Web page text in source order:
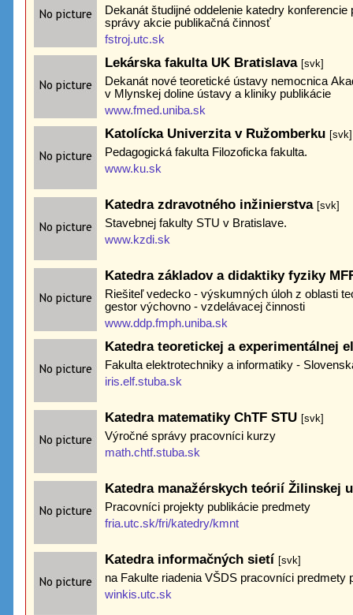
Dekanát študijné oddelenie katedry
správy akcie publikačná činnosť
fstroj.utc.sk
Lekárska fakulta UK Bratislava [svk]
Dekanát nové teoretické ústavy nemocnica
v Mlynskej doline ústavy a kliniky publikácie
www.fmed.uniba.sk
Katolícka Univerzita v Ružomberku [svk]
Pedagogická fakulta Filozoficka fakulta.
www.ku.sk
Katedra zdravotného inžinierstva [svk]
Stavebnej fakulty STU v Bratislave.
www.kzdi.sk
Katedra základov a didaktiky fyziky
Riešiteľ vedecko - výskumných úloh z oblasti
gestor výchovno - vzdelávacej činnosti
www.ddp.fmph.uniba.sk
Katedra teoretickej a experimentálnej
Fakulta elektrotechniky a informatiky -
iris.elf.stuba.sk
Katedra matematiky ChTF STU [svk]
Výročné správy pracovníci kurzy
math.chtf.stuba.sk
Katedra manažérskych teórií Žilinskej
Pracovníci projekty publikácie predmety
fria.utc.sk/fri/katedry/kmnt
Katedra informačných sietí [svk]
na Fakulte riadenia VŠDS pracovníci predmety
winkis.utc.sk